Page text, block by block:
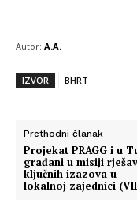
Autor: A.A.
IZVOR BHRT
Prethodni članak
Projekat PRAGG i u
građani u misiji
ključnih izazova u
lokalnoj zajednici